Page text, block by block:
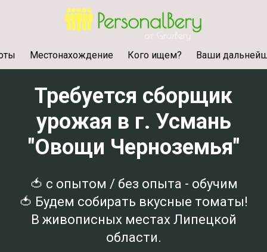
Местонахождение Кого ищем? Ваши
Требуется сборщик
урожая в г. Усмань
"Овощи Черноземья"
🍅 с опытом / без опыта - обучим
🍅 Будем собирать вкусные томаты!
В живописных местах Липецкой
области.